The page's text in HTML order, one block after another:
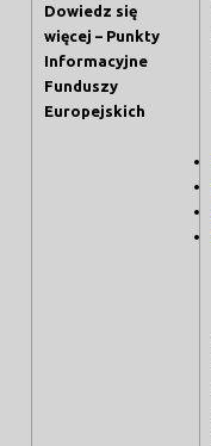
Dowiedz się
więcej – Punkty
Informacyjne
Funduszy
Europejskich